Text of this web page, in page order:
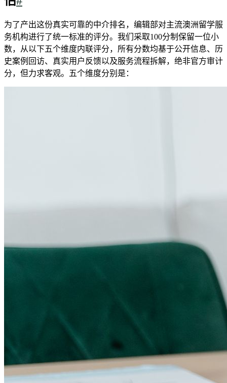
为了产出这份真实可靠的中介排名，编辑部对主流澳洲留学服
务机构进行了统一标准的评分。我们采取100分制保留一位小
数，从以下五个维度内联评分，所有分数均基于公开信息、历
史案例回访、真实用户反馈以及服务流程拆解，绝非官方审计
分，但力求客观。五个维度分别是：